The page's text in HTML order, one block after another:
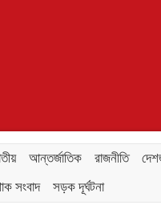
আন্তর্জাতিক রাজনীতি
সংবাদ
সড়ক দূর্ঘটনা